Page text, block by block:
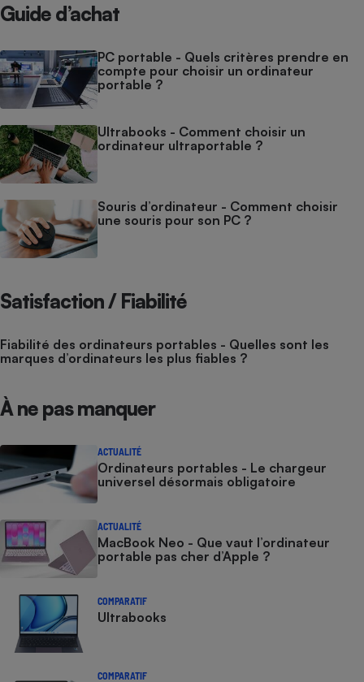
Guide d’achat
PC portable - Quels critères prendre en
compte pour choisir un ordinateur
portable ?
Ultrabooks - Comment choisir un
ordinateur ultraportable ?
Souris d’ordinateur - Comment choisir
une souris pour son PC ?
Satisfaction / Fiabilité
Fiabilité des ordinateurs portables - Quelles sont les
marques d’ordinateurs les plus fiables ?
À ne pas manquer
ACTUALITÉ
Ordinateurs portables - Le chargeur
universel désormais obligatoire
ACTUALITÉ
MacBook Neo - Que vaut l’ordinateur
portable pas cher d’Apple ?
COMPARATIF
Ultrabooks
COMPARATIF